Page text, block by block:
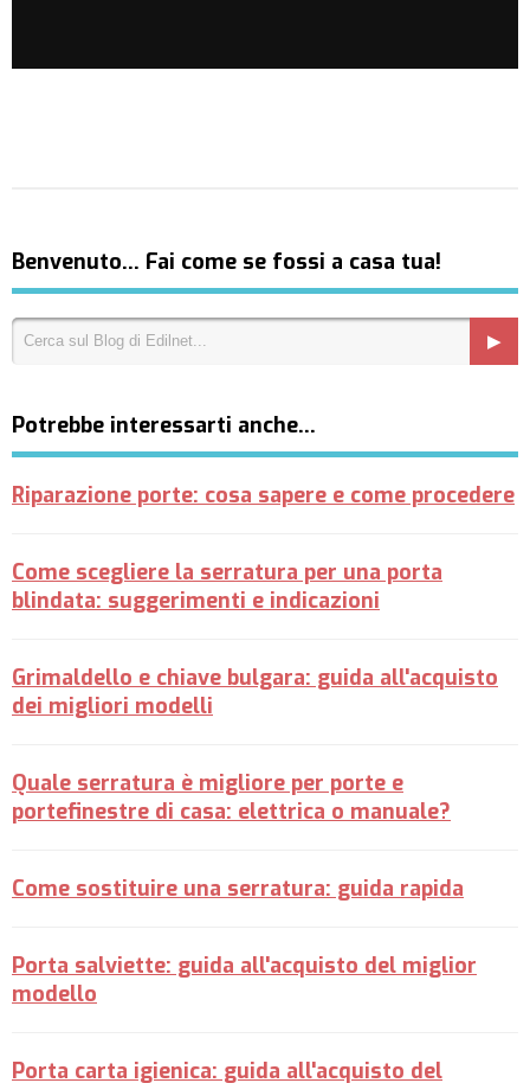
Benvenuto… Fai come se fossi a casa tua!
Potrebbe interessarti anche…
Riparazione porte: cosa sapere e come procedere
Come scegliere la serratura per una porta
blindata: suggerimenti e indicazioni
Grimaldello e chiave bulgara: guida all'acquisto
dei migliori modelli
Quale serratura è migliore per porte e
portefinestre di casa: elettrica o manuale?
Come sostituire una serratura: guida rapida
Porta salviette: guida all'acquisto del miglior
modello
Porta carta igienica: guida all'acquisto del